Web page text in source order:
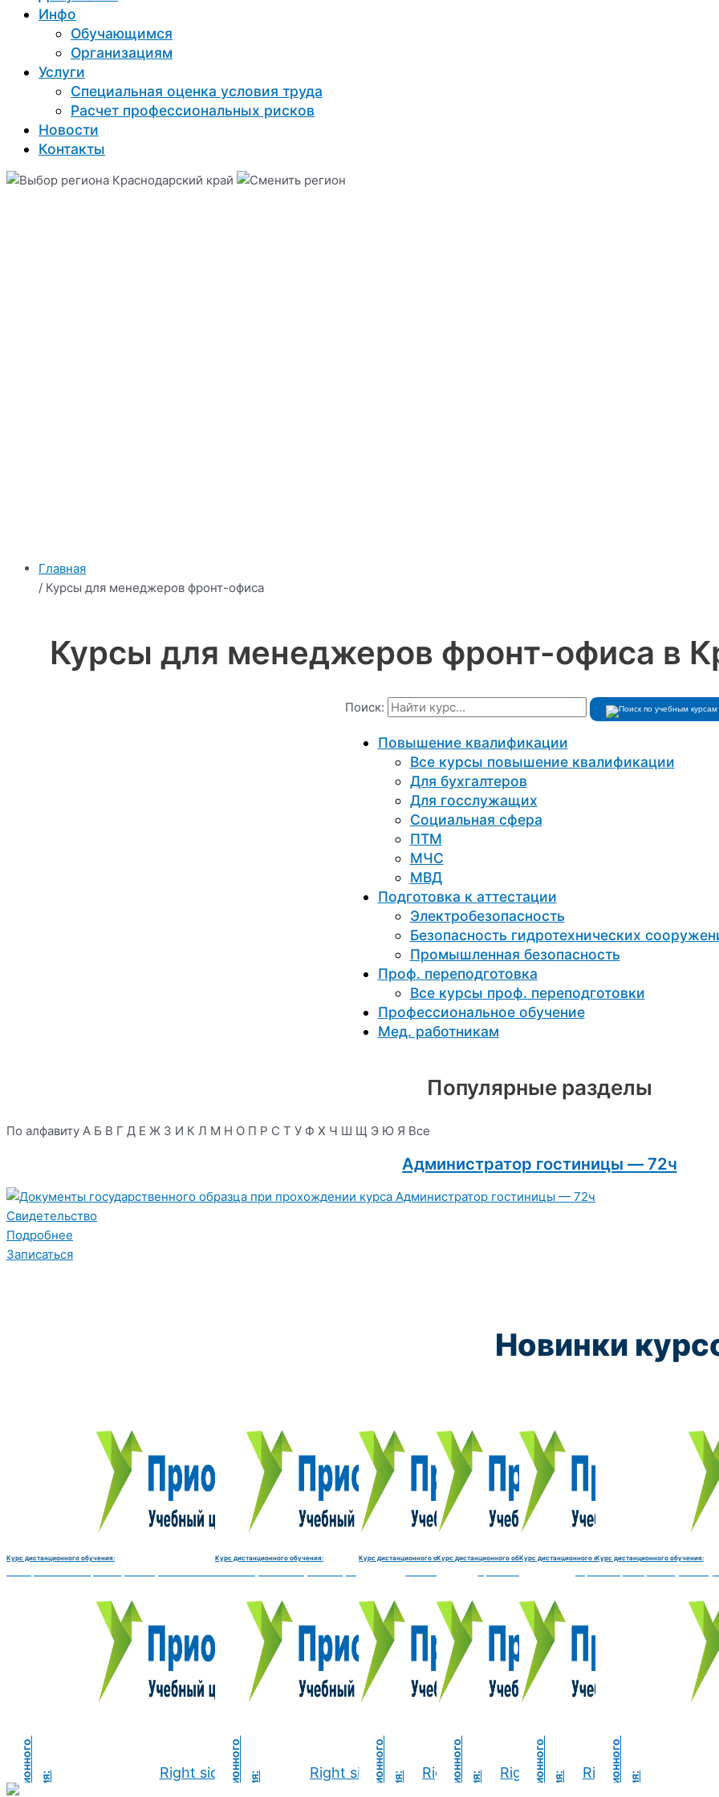
Инфо
Обучающимся
Организациям
Услуги
Специальная оценка условия труда
Расчет профессиональных рисков
Новости
Контакты
Краснодарский край
Главная
/ Курсы для менеджеров фронт-офиса
Курсы для менеджеров фронт-офиса в
Поиск:
Повышение квалификации
Все курсы повышение квалификации
Для бухгалтеров
Для госслужащих
Социальная сфера
ПТМ
МЧС
МВД
Подготовка к aттестации
Электробезопасность
Безопасность гидротехнических
Промышленная безопасность
Проф. переподготовка
Все курсы проф. переподготовки
Профессиональное обучение
Мед. работникам
Популярные разделы
По алфавиту А Б В Г Д Е Ж З И К Л М Н О П Р С Т У Ф Х Ч Ш Щ Э Ю Я Все
Администратор гостиницы — 72ч
Свидетельство
Подробнее
Записаться
Новинки
Курс дистанционного обучения:
Right side
Курс обучения:
Электромеханик по ремонту и обслуживанию
9800 руб.
Курс дистанционного обучения:
Right side
Курс обучения:
Чистильщик металла, отливок, изделий и
9800 руб.
Курс дистанционного обучения:
Right side
Штамповщик-180 часов
9800 руб.
Курс дистанционного обучения:
Right side
Курс
Курс дистанционного обучения:
Right side
Курс дистанционного обучения: